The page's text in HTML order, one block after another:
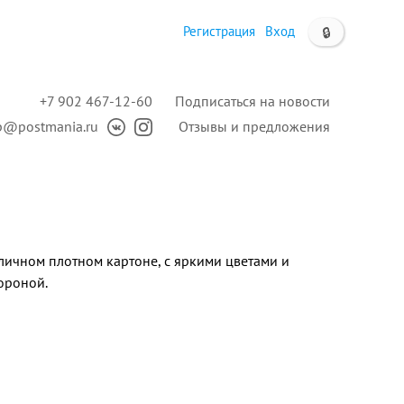
🔒
Регистрация Вход
Подписаться на новости
Отзывы и предложения
+7 902 467-12-60
плотном картоне, с яркими цветами и